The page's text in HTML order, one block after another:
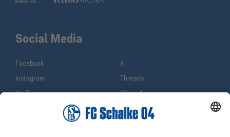
Social Media
Facebook
X
Instagram
Threads
YouTube
WhatsApp
Sina Weibo